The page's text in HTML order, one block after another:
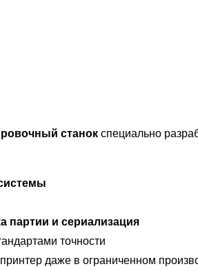
станок специально
партии и сериализация
точности
даже в ограниченном